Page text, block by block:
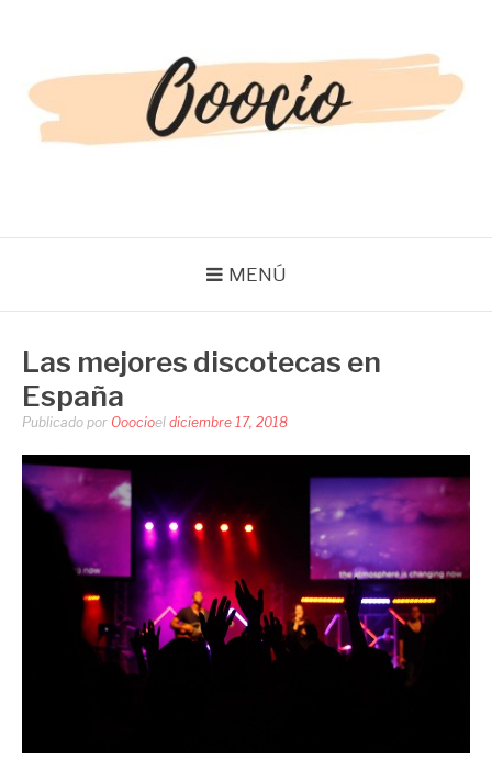
MENÚ
Las mejores discotecas en
España
Publicado por Ooocioel diciembre 17, 2018